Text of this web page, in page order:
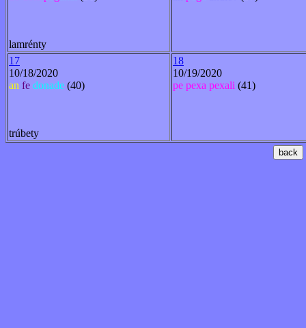
lamrénty
17
10/18/2020
an fe donade (40)
trúbety
18
10/19/2020
pe pexa pexali (41)